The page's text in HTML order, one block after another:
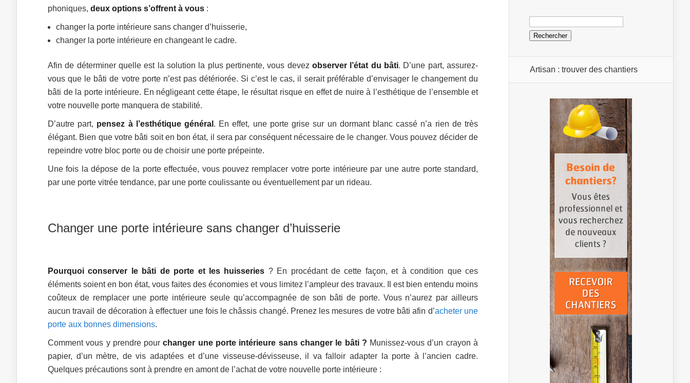
phoniques, deux options s’offrent à vous :
changer la porte intérieure sans changer d’huisserie,
changer la porte intérieure en changeant le cadre.
Afin de déterminer quelle est la solution la plus pertinente, vous devez observer l’état du bâti. D’une part, assurez-
vous que le bâti de votre porte n’est pas détériorée. Si c’est le cas, il serait préférable d’envisager le changement du
bâti de la porte intérieure. En négligeant cette étape, le résultat risque en effet de nuire à l’esthétique de l’ensemble et
votre nouvelle porte manquera de stabilité.
D’autre part, pensez à l’esthétique général . En effet, une porte grise sur un dormant blanc cassé n’a rien de très
élégant. Bien que votre bâti soit en bon état, il sera par conséquent nécessaire de le changer. Vous pouvez décider de
repeindre votre bloc porte ou de choisir une porte prépeinte.
Une fois la dépose de la porte effectuée, vous pouvez remplacer votre porte intérieure par une autre porte standard,
par une porte vitrée tendance, par une porte coulissante ou éventuellement par un rideau.
Changer une porte intérieure sans changer d’huisserie
Pourquoi conserver le bâti de porte et les huisseries ? En procédant de cette façon, et à condition que ces
éléments soient en bon état, vous faites des économies et vous limitez l’ampleur des travaux. Il est bien entendu moins
coûteux de remplacer une porte intérieure seule qu’accompagnée de son bâti de porte. Vous n’aurez par ailleurs
aucun travail de décoration à effectuer une fois le châssis changé. Prenez les mesures de votre bâti afin d’acheter une
porte aux bonnes dimensions.
Comment vous y prendre pourchanger une porte intérieure sans changer le bâti ? Munissez-vous d’un crayon à
papier, d’un mètre, de vis adaptées et d’une visseuse-dévisseuse, il va falloir adapter la porte à l’ancien cadre.
Quelques précautions sont à prendre en amont de l’achat de votre nouvelle porte intérieure :
Rechercher :
Artisan : trouver des chantiers